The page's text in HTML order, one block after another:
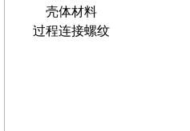
壳体材料
过程连接螺纹